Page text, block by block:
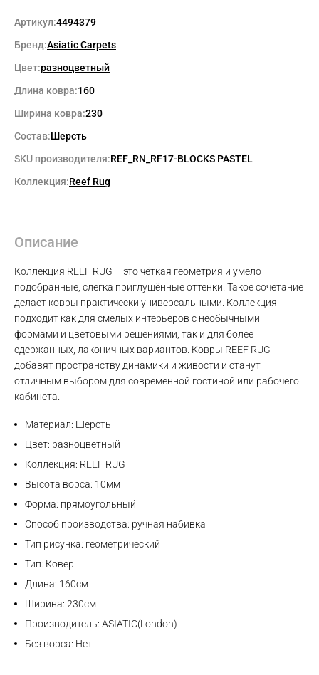
Артикул:4494379
Бренд:Asiatic Carpets
Цвет:разноцветный
Длина ковра:160
Ширина ковра:230
Состав:Шерсть
SKU производителя:REF_RN_RF17-BLOCKS PASTEL
Коллекция:Reef Rug
Описание
Коллекция REEF RUG – это чёткая геометрия и умело
подобранные, слегка приглушённые оттенки. Такое сочетание
делает ковры практически универсальными. Коллекция
подходит как для смелых интерьеров с необычными
формами и цветовыми решениями, так и для более
сдержанных, лаконичных вариантов. Ковры REEF RUG
добавят пространству динамики и живости и станут
отличным выбором для современной гостиной или рабочего
кабинета.
Материал: Шерсть
Цвет: разноцветный
Коллекция: REEF RUG
Высота ворса: 10мм
Форма: прямоугольный
Способ производства: ручная набивка
Тип рисунка: геометрический
Тип: Ковер
Длина: 160см
Ширина: 230см
Производитель: ASIATIC(London)
Без ворса: Нет
Max
WhatsApp